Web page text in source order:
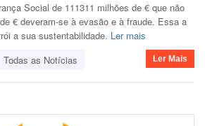
Social de 111311 milhões de € que não
€ deveram-se à evasão e à fraude. Essa a
a sua sustentabilidade. Ler mais
Todas as Notícias Ler Mais